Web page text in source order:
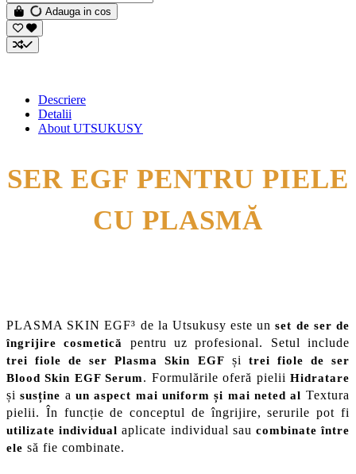
Adauga in cos
Descriere
Detalii
About UTSUKUSY
SER EGF PENTRU PIELE
CU PLASMĂ
PLASMA SKIN EGF³ de la Utsukusy este unset de ser de
îngrijire cosmetică
pentru uz profesional. Setul include
trei fiole de ser Plasma Skin EGF și trei fiole de ser
Blood Skin EGF Serum. Formulările oferă pieliiHidratare
șisusține aun aspect mai uniform și mai neted al Textura
pielii. În funcție de conceptul de îngrijire, serurile pot fi
utilizate individual aplicate individual sau combinate între
ele să fie combinate.